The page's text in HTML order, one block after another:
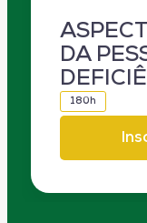
DA
180h